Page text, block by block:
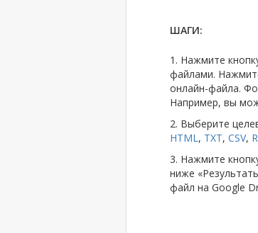
ШАГИ:
1. Нажмите
файлами.
онлайн-файла.
Например, вы
2. Выберите
HTML, TXT, CSV,
3. Нажмите
ниже
файл на Google